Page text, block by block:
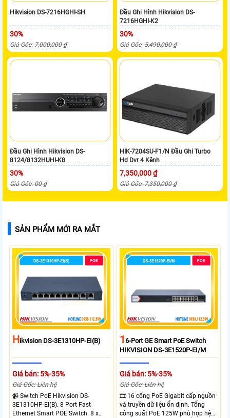
Hikvision DS-7216HGHI-SH
30%
Giá Gốc: 7,000,000 ₫
Đầu Ghi Hình Hikvision DS-
7216HGHI-K2
30%
Giá Gốc: 5,490,000 ₫
Đầu Ghi Hình Hikvision DS-
8124/8132HUHI-K8
30%
Giá Gốc: 00 ₫
HIK-7204SU-F1/N Đầu Ghi Turbo
Hd Dvr 4 Kênh
7,350,000 ₫
Giá Gốc: 7,350,000 ₫
SẢN PHẨM MỚI RA MẮT
HIkvision DS-3E1310HP-EI(B)
Giá bán: 5%-35%
Giá Gốc: Liên hệ
📹 Switch PoE Hikvision DS-
3E1310HP-EI(B). 8 Port Fast
Ethernet Smart POE Switch. 8 x
16-Port GE Smart PoE Switch
HIKVISION DS-3E1520P-EI/M
Giá bán: 5%-35%
Giá Gốc: Liên hệ
🎞 16 cổng PoE Gigabit cấp nguồn
và truyền dữ liệu ổn định. Tổng
công suất PoE 125W phù hợp hệ